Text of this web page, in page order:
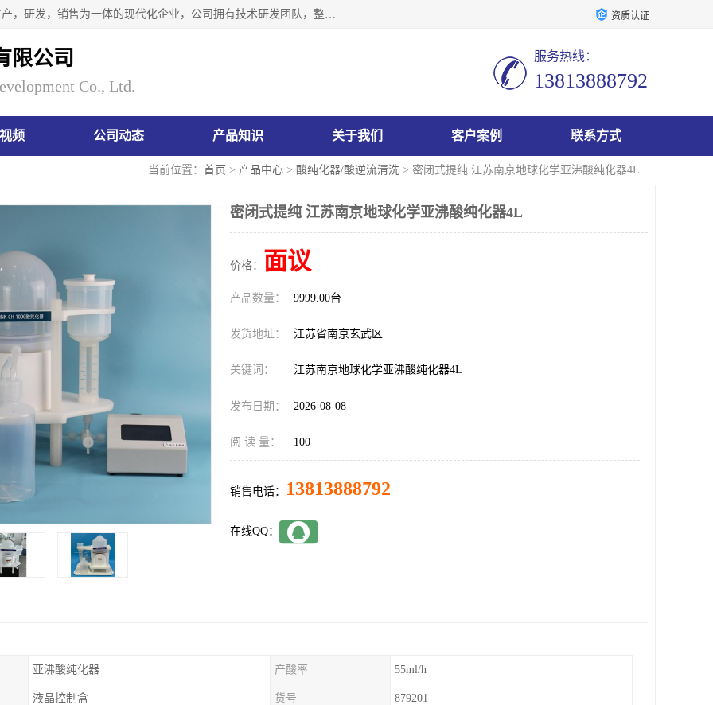
南京瑞尼克科技开发有限公司位于六朝古都南京，是一家集生产，研发，销售为一体的现代化企业，公司拥有技术研发团队，整洁明亮的厂房及的技术仪器设备，技术力量雄厚。公司长久以来一直坚持以生产研发国内完mei的痕量分析器皿为目标，客户满意的实验需求是我们永远的追求。长久以来与客户建立了良好的合作关系，在同行业中建立了自己的信誉与品牌。公司将一如既往的奋进不息，为客户带来为舒心的服务！ 资质认证
限公司
Co., Ltd.
服务热线：
13813888792
频 公司动态 产品知识 关于我们 客户案例 联系方式
当前位置： 首页 > 产品中心 > 酸纯化器/酸逆流清洗 > 密闭式提纯 江苏南京地球化学亚沸酸纯化器4L
密闭式提纯 江苏南京地球化学亚沸酸纯化器4L
价格： 面议
产品数量： 9999.00台
发货地址： 江苏省南京玄武区
关键词： 江苏南京地球化学亚沸酸纯化器4L
发布日期： 2026-08-08
阅 读 量： 100
销售电话： 13813888792
在线QQ：
亚沸酸纯化器 产酸率 55ml/h
液晶控制盒 货号 879201